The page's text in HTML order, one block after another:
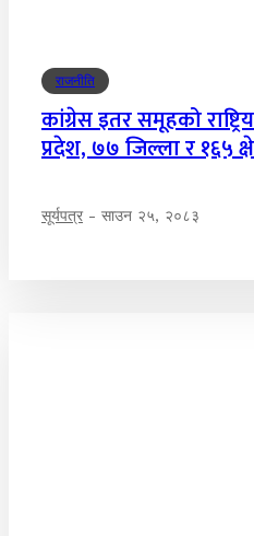
राजनीति
कांग्रेस इतर समूहको
प्रदेश, ७७ जिल्ला र १६५
सूर्यपत्र - साउन २५, २०८३